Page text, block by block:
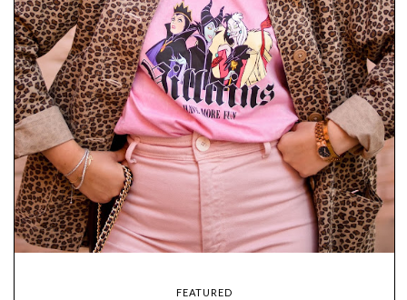
FEATURED